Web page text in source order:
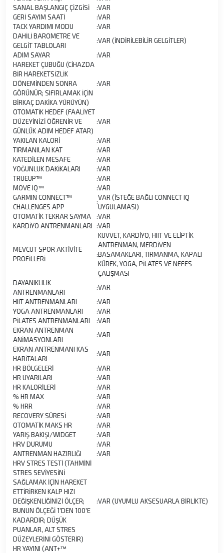
SANAL BAŞLANGIÇ ÇİZGİSİ
:VAR
GERİ SAYIM SAATİ
:VAR
TACK YARDIMI MODU
:VAR
DAHİLİ BAROMETRE VE
GELGİT TABLOLARI
:VAR (İNDİRİLEBİLİR GELGİTLER)
ADIM SAYAR
:VAR
HAREKET ÇUBUĞU (CİHAZDA
BİR HAREKETSİZLİK
DÖNEMİNDEN SONRA
GÖRÜNÜR; SIFIRLAMAK İÇİN
BİRKAÇ DAKİKA YÜRÜYÜN)
:VAR
OTOMATİK HEDEF (FAALİYET
DÜZEYİNİZİ ÖĞRENİR VE
GÜNLÜK ADIM HEDEF ATAR)
:VAR
YAKILAN KALORİ :VAR
TIRMANILAN KAT
:VAR
KATEDİLEN MESAFE
:VAR
YOĞUNLUK DAKİKALARI
:VAR
TRUEUP™
:VAR
MOVE IQ™
:VAR
GARMIN CONNECT™
CHALLENGES APP
:
VAR (İSTEĞE BAĞLI CONNECT IQ
UYGULAMASI)
OTOMATİK TEKRAR SAYMA
:VAR
KARDİYO ANTRENMANLARI :VAR
MEVCUT SPOR AKTİVİTE
PROFİLLERİ
:
KUVVET, KARDİYO, HIIT VE ELİPTİK
ANTRENMAN, MERDİVEN
BASAMAKLARI, TIRMANMA, KAPALI
KÜREK, YOGA, PİLATES VE NEFES
ÇALIŞMASI
DAYANIKLILIK
ANTRENMANLARI
:VAR
HIIT ANTRENMANLARI
:VAR
YOGA ANTRENMANLARI
:VAR
PİLATES ANTRENMANLARI
:VAR
EKRAN ANTRENMAN
ANİMASYONLARI
:VAR
EKRAN ANTRENMANI KAS
HARİTALARI
:VAR
HR BÖLGELERİ
:VAR
HR UYARILARI
:VAR
HR KALORİLERİ
:VAR
% HR MAX
:VAR
% HRR
:VAR
RECOVERY SÜRESİ
:VAR
OTOMATİK MAKS HR
:VAR
YARIŞ BAKIŞI/WIDGET
:VAR
HRV DURUMU
:VAR
ANTRENMAN HAZIRLIĞI
:VAR
HRV STRES TESTİ (TAHMİNİ
STRES SEVİYESİNİ
SAĞLAMAK İÇİN HAREKET
ETTİRİRKEN KALP HIZI
DEĞİŞKENLİĞİNİZİ ÖLÇER;
BUNUN ÖLÇEĞİ 1'DEN 100'E
KADARDIR; DÜŞÜK
PUANLAR, ALT STRES
DÜZEYLERİNİ GÖSTERİR)
:VAR (UYUMLU AKSESUARLA BİRLİKTE)
HR YAYINI (ANT+™